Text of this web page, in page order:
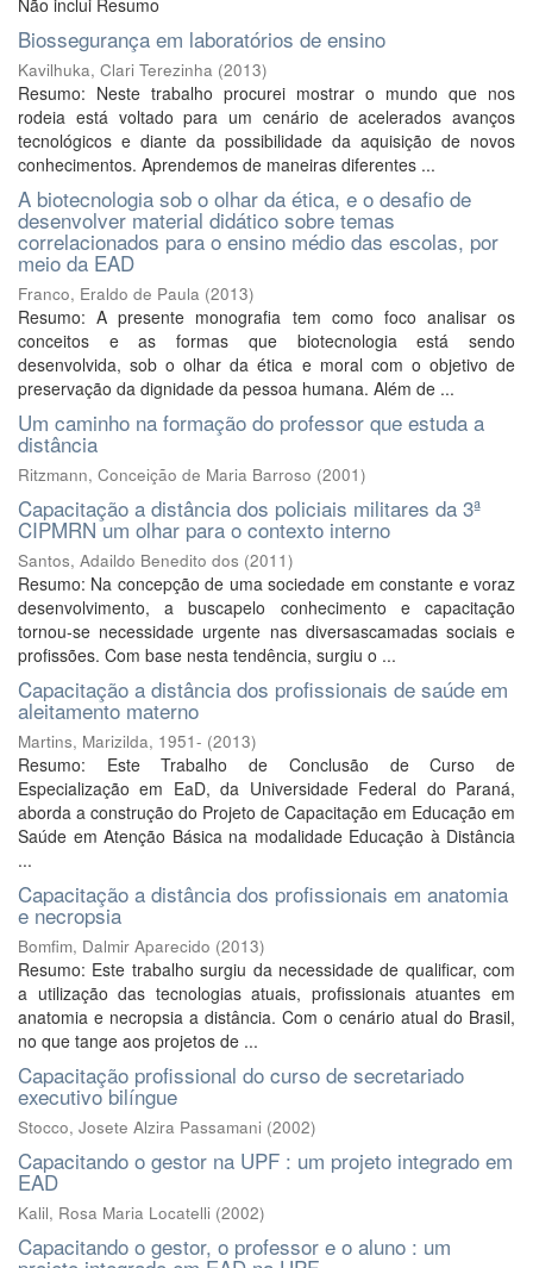
Não inclui Resumo
Biossegurança em laboratórios de ensino
Kavilhuka, Clari Terezinha (2013)
Resumo: Neste trabalho procurei mostrar o mundo que nos
rodeia está voltado para um cenário de acelerados avanços
tecnológicos e diante da possibilidade da aquisição de novos
conhecimentos. Aprendemos de maneiras diferentes ...
A biotecnologia sob o olhar da ética, e o desafio de
desenvolver material didático sobre temas
correlacionados para o ensino médio das escolas, por
meio da EAD
Franco, Eraldo de Paula (2013)
Resumo: A presente monografia tem como foco analisar os
conceitos e as formas que biotecnologia está sendo
desenvolvida, sob o olhar da ética e moral com o objetivo de
preservação da dignidade da pessoa humana. Além de ...
Um caminho na formação do professor que estuda a
distância
Ritzmann, Conceição de Maria Barroso (2001)
Capacitação a distância dos policiais militares da 3ª
CIPMRN um olhar para o contexto interno
Santos, Adaildo Benedito dos (2011)
Resumo: Na concepção de uma sociedade em constante e voraz
desenvolvimento, a buscapelo conhecimento e capacitação
tornou-se necessidade urgente nas diversascamadas sociais e
profissões. Com base nesta tendência, surgiu o ...
Capacitação a distância dos profissionais de saúde em
aleitamento materno
Martins, Marizilda, 1951- (2013)
Resumo: Este Trabalho de Conclusão de Curso de
Especialização em EaD, da Universidade Federal do Paraná,
aborda a construção do Projeto de Capacitação em Educação em
Saúde em Atenção Básica na modalidade Educação à Distância
...
Capacitação a distância dos profissionais em anatomia
e necropsia
Bomfim, Dalmir Aparecido (2013)
Resumo: Este trabalho surgiu da necessidade de qualificar, com
a utilização das tecnologias atuais, profissionais atuantes em
anatomia e necropsia a distância. Com o cenário atual do Brasil,
no que tange aos projetos de ...
Capacitação profissional do curso de secretariado
executivo bilíngue
Stocco, Josete Alzira Passamani (2002)
Capacitando o gestor na UPF : um projeto integrado em
EAD
Kalil, Rosa Maria Locatelli (2002)
Capacitando o gestor, o professor e o aluno : um